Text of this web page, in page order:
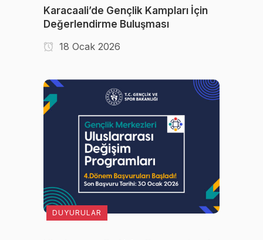
Karacaali’de Gençlik Kampları İçin
Değerlendirme Buluşması
18 Ocak 2026
DUYURULAR